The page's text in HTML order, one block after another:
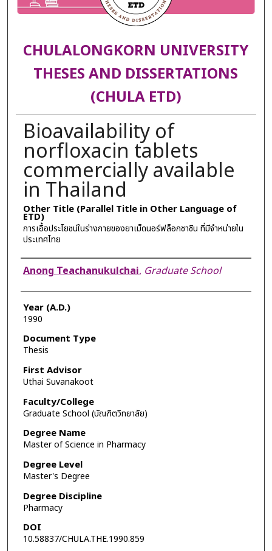
CHULALONGKORN UNIVERSITY
THESES AND DISSERTATIONS
(CHULA ETD)
Bioavailability of
norfloxacin tablets
commercially available
in Thailand
Other Title (Parallel Title in Other Language of
ETD)
การเอื้อประโยชน์ในร่างกายของยาเม็ดนอร์ฟล็อกซาซิน ที่มีจำหน่ายใน
ประเทศไทย
Author
Anong Teachanukulchai, Graduate School
Year (A.D.)
1990
Document Type
Thesis
First Advisor
Uthai Suvanakoot
Faculty/College
Graduate School (บัณฑิตวิทยาลัย)
Degree Name
Master of Science in Pharmacy
Degree Level
Master's Degree
Degree Discipline
Pharmacy
DOI
10.58837/CHULA.THE.1990.859